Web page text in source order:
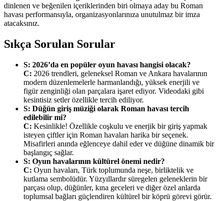
dinlenen ve beğenilen içeriklerinden biri olmaya aday bu Roman
havası performansıyla, organizasyonlarınıza unutulmaz bir imza
atacaksınız.
Sıkça Sorulan Sorular
S: 2026’da en popüler oyun havası hangisi olacak?
C: 2026 trendleri, geleneksel Roman ve Ankara havalarının
modern düzenlemelerle harmanlandığı, yüksek enerjili ve
figür zenginliği olan parçalara işaret ediyor. Videodaki gibi
kesintisiz setler özellikle tercih ediliyor.
S: Düğün giriş müziği olarak Roman havası tercih
edilebilir mi?
C: Kesinlikle! Özellikle coşkulu ve enerjik bir giriş yapmak
isteyen çiftler için Roman havaları harika bir seçenek.
Misafirleri anında eğlenceye dahil eder ve düğüne dinamik bir
başlangıç sağlar.
S: Oyun havalarının kültürel önemi nedir?
C: Oyun havaları, Türk toplumunda neşe, birliktelik ve
kutlama sembolüdür. Yüzyıllardır süregelen geleneklerin bir
parçası olup, düğünler, kına geceleri ve diğer özel anlarda
toplumsal bağları güçlendiren kültürel bir köprü görevi görür.